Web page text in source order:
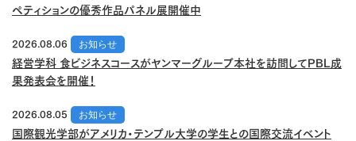
ペティションの優秀作品パネル展開催中
2026.08.06
お知らせ
経営学科 食ビジネスコースがヤンマーグループ本社を訪問してPBL成
果発表会を開催！
2026.08.05
お知らせ
国際観光学部がアメリカ・テンプル大学の学生との国際交流イベント